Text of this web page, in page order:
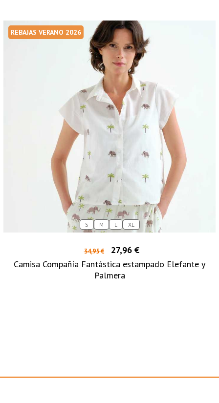
REBAJAS VERANO 2026
S M L XL
34,95 €
27,96 €
Camisa Compañía Fantástica estampado Elefante y
Palmera